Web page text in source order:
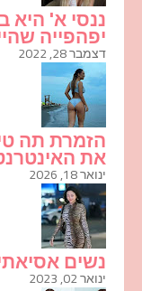
ננסי א' היא
יפהפייה
דצמבר 28, 2022
הזמרת תה
את
ינואר 18, 2026
נשים
ינואר 02, 2023